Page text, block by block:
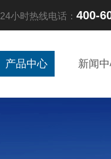
24小时热线电话： 400-
产品中心 新闻